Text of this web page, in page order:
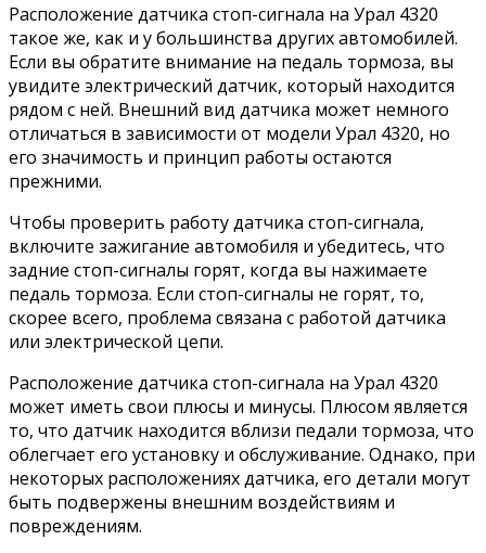
Расположение датчика стоп-сигнала на Урал 4320
такое же, как и у большинства других автомобилей.
Если вы обратите внимание на педаль тормоза, вы
увидите электрический датчик, который находится
рядом с ней. Внешний вид датчика может немного
отличаться в зависимости от модели Урал 4320, но
его значимость и принцип работы остаются
прежними.
Чтобы проверить работу датчика стоп-сигнала,
включите зажигание автомобиля и убедитесь, что
задние стоп-сигналы горят, когда вы нажимаете
педаль тормоза. Если стоп-сигналы не горят, то,
скорее всего, проблема связана с работой датчика
или электрической цепи.
Расположение датчика стоп-сигнала на Урал 4320
может иметь свои плюсы и минусы. Плюсом является
то, что датчик находится вблизи педали тормоза, что
облегчает его установку и обслуживание. Однако, при
некоторых расположениях датчика, его детали могут
быть подвержены внешним воздействиям и
повреждениям.